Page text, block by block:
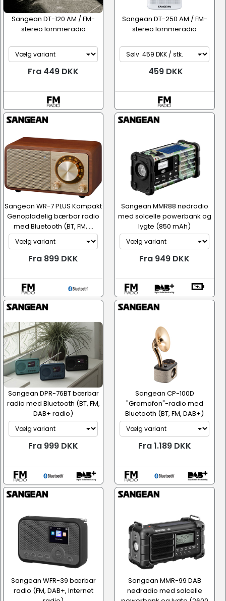
Sangean DT-120 AM / FM-
stereo lommeradio
Fra 449 DKK
Sangean DT-250 AM / FM-
stereo lommeradio
459 DKK
Sangean WR-7 PLUS Kompakt
Genopladelig bærbar radio
med Bluetooth (BT, FM, ...
Fra 899 DKK
Sangean MMR88 nødradio
med solcelle powerbank og
lygte (850 mAh)
Fra 949 DKK
Sangean DPR-76BT bærbar
radio med Bluetooth (BT, FM,
DAB+ radio)
Fra 999 DKK
Sangean CP-100D
"Gramofon"-radio med
Bluetooth (BT, FM, DAB+)
Fra 1.189 DKK
Sangean WFR-39 bærbar
radio (FM, DAB+, Internet
Sangean MMR-99 DAB
nødradio med solcelle